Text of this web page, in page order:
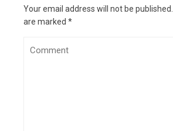
Your email address will not be published.
are marked *